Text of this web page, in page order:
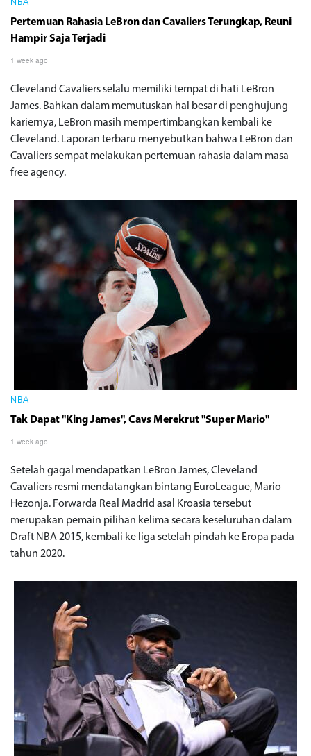
NBA
Pertemuan Rahasia LeBron dan Cavaliers Terungkap, Reuni
Hampir Saja Terjadi
1 week ago
Cleveland Cavaliers selalu memiliki tempat di hati LeBron
James. Bahkan dalam memutuskan hal besar di penghujung
kariernya, LeBron masih mempertimbangkan kembali ke
Cleveland. Laporan terbaru menyebutkan bahwa LeBron dan
Cavaliers sempat melakukan pertemuan rahasia dalam masa
free agency.
NBA
Tak Dapat "King James", Cavs Merekrut "Super Mario"
1 week ago
Setelah gagal mendapatkan LeBron James, Cleveland
Cavaliers resmi mendatangkan bintang EuroLeague, Mario
Hezonja. Forwarda Real Madrid asal Kroasia tersebut
merupakan pemain pilihan kelima secara keseluruhan dalam
Draft NBA 2015, kembali ke liga setelah pindah ke Eropa pada
tahun 2020.